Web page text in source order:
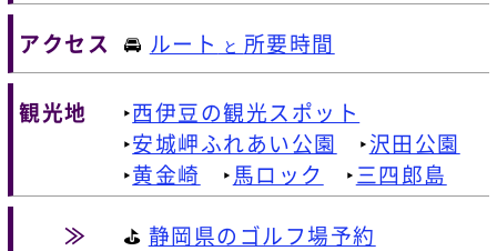
アクセス 🚘 ルート と 所要時間
観光地 ‣西伊豆の観光スポット
‣安城岬ふれあい公園 ‣沢田公園
‣黄金崎 ‣馬ロック ‣三四郎島
≫ ⛳ 静岡県のゴルフ場予約